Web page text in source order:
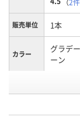
販売単位 1本
カラー
グラデ
ーン